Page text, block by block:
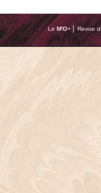
Le M'O+ ⎢ Revue